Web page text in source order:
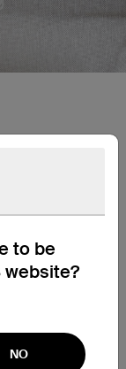
to be
website?
NO
快速無
安全連線可
或 iPhone
13 或 iPhone
率高達